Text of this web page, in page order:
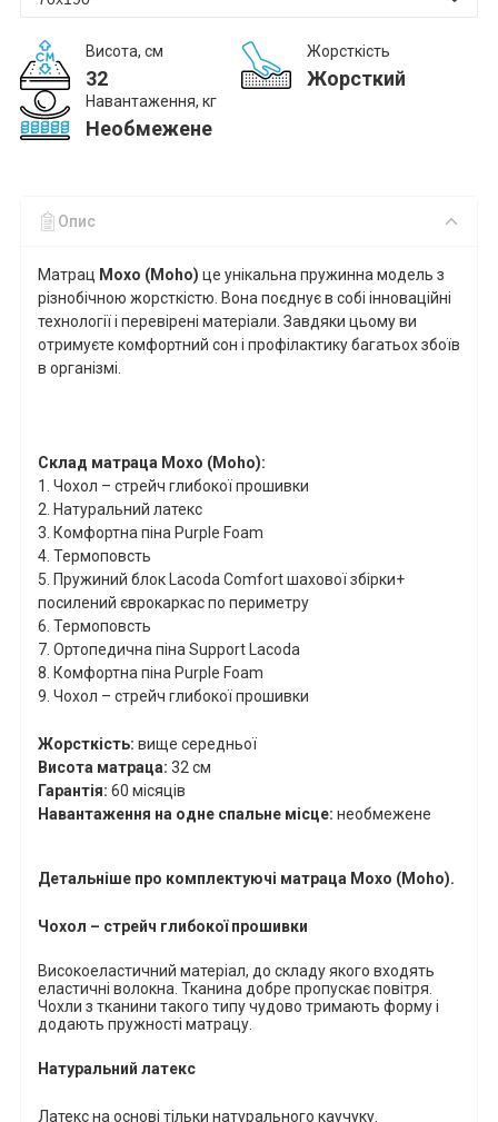
Висота, см
32
Жорсткість
Жорсткий
Навантаження, кг
Необмежене
Опис
Матрац Мохо (Moho) це унікальна пружинна модель з
різнобічною жорсткістю. Вона поєднує в собі інноваційні
технологіїі перевірені матеріали. Завдяки цьому ви
отримуєте комфортний сон і профілактику багатьох збоїв
в організмі.
Склад матраца Мохо (Moho):
1. Чохол – стрейч глибокої прошивки
2. Натуральний латекс
3. Комфортна піна Purple Foam
4 . Термоповсть
5 Пружиний блок Lacoda Comfort шахової збірки+
посилений єврокаркас по периметру
6. Термоповсть
7. Ортопедична піна Support
Lacoda
8. Комфортна піна Purple Foam
9 Чохол – стрейч глибокої прошивки
Жорсткість: вище середньої
Висота матраца: 32 см
Гарантія: 60 місяців
Навантаження на одне спальне місце: необмежене
Детальніше про комплектуючі матраца Мохо (Moho).
Чохол – стрейч глибокої прошивки
Високоеластичний матеріал, до складу якого входять
еластичні волокна. Тканина добре пропускає повітря.
Чохли з тканини такого типу чудово тримають форму і
додають пружності матрацу.
Натуральний латекс
Латекс на основі тільки натурального каучуку.